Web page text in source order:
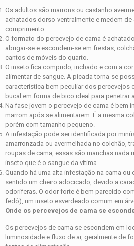
Os adultos são marrons ou castanho
achatados dorso-ventralmente e medem de
comprimento.
O formato do percevejo de cama é
abrigar-se e escondem-se em frestas,
cantos de móveis do quarto.
O inseto fica comprido, inchado e com a
alimentar de sangue. A picada torna-se
característica bem peculiar dos percevejos
bucal em forma de bico ideal para penetrar
Na fase jovem o percevejo de cama é bem
marrom após se alimentarem. É a mesma
porém com tamanho pequeno.
A infestação pode ser identificada por
amarronzada ou avermelhada no colchão,
roupas de cama, essas são manchas nada
inseto que é o sangue da vítima.
Quando há uma alta infestação na cama
sentido um cheiro adocicado, devido a
odoríferas. O odor forte é bem parecido
fedô), um inseto esverdeado comum em
Onde os percevejos de cama se
Os percevejos de cama se escondem em
luminosidade e fluxo de ar, geralmente de